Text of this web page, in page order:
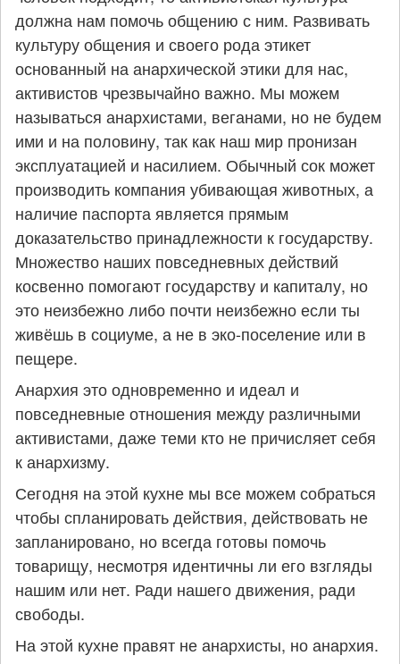
должна нам помочь общению с ним. Развивать
культуру общения и своего рода этикет
основанный на анархической этики для нас,
активистов чрезвычайно важно. Мы можем
называться анархистами, веганами, но не будем
ими и на половину, так как наш мир пронизан
эксплуатацией и насилием. Обычный сок может
производить компания убивающая животных, а
наличие паспорта является прямым
доказательство принадлежности к государству.
Множество наших повседневных действий
косвенно помогают государству и капиталу, но
это неизбежно либо почти неизбежно если ты
живёшь в социуме, а не в эко-поселение или в
пещере.
Анархия это одновременно и идеал и
повседневные отношения между различными
активистами, даже теми кто не причисляет себя
к анархизму.
Сегодня на этой кухне мы все можем собраться
чтобы спланировать действия, действовать не
запланировано, но всегда готовы помочь
товарищу, несмотря идентичны ли его взгляды
нашим или нет. Ради нашего движения, ради
свободы.
На этой кухне правят не анархисты, но анархия.